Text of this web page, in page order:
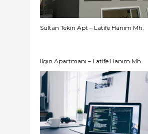
Sultan Tekin Apt – Latife Hanım Mh.
Ilgın Apartmanı – Latife Hanım Mh